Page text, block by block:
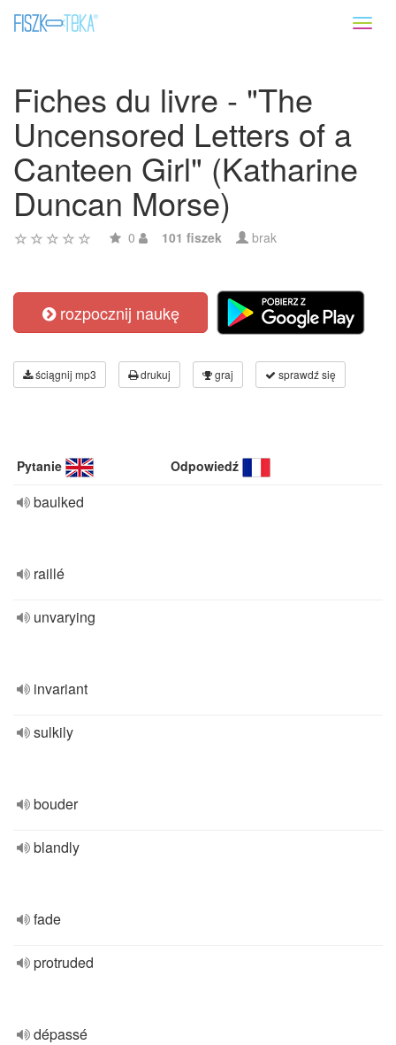
Fiches du livre - "The
Uncensored Letters of a
Canteen Girl" (Katharine
Duncan Morse)
0 101 fiszek brak
rozpocznij naukę
ściągnij mp3 drukuj graj sprawdź się
Pytanie Odpowiedź
baulked
raillé
unvarying
invariant
sulkily
bouder
blandly
fade
protruded
dépassé